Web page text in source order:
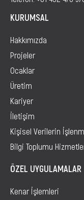
KURUMSAL
Hakkımızda
Projeler
Ocaklar
Üretim
Kariyer
İletişim
Kişisel Verilerin
Bilgi Toplumu
ÖZEL UYGULAMALAR
Kenar İşlemleri